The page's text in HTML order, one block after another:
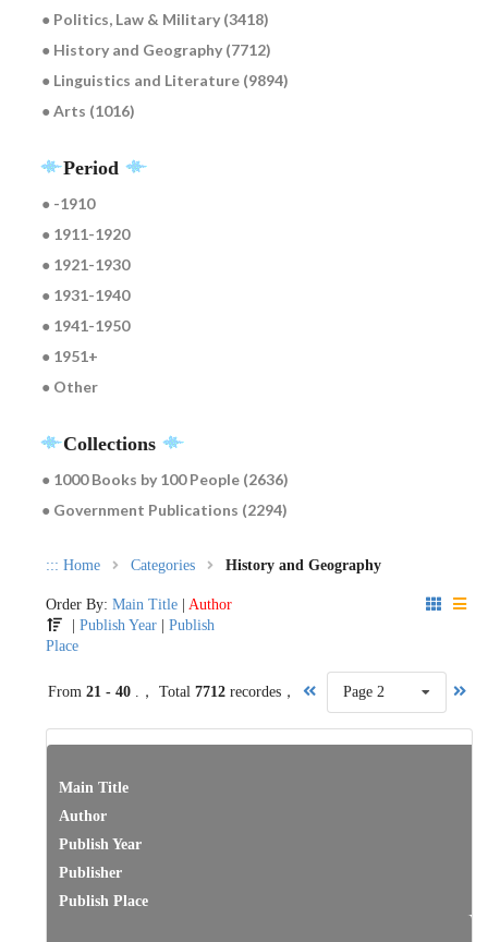
● Politics, Law & Military (3418)
● History and Geography (7712)
● Linguistics and Literature (9894)
● Arts (1016)
Period
● -1910
● 1911-1920
● 1921-1930
● 1931-1940
● 1941-1950
● 1951+
● Other
Collections
● 1000 Books by 100 People (2636)
● Government Publications (2294)
::: Home Categories History and Geography
Order By: Main Title
Author
|Publish Year |Publish
Place
From 21 - 40 .， Total 7712recordes， Page 2
Main Title
Author
Publish Year
Publisher
Publish Place